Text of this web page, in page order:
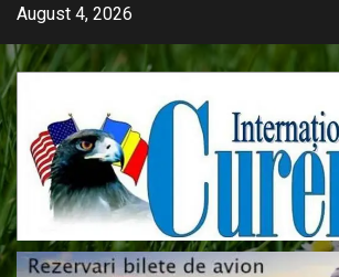
Skip
content
August 4, 2026